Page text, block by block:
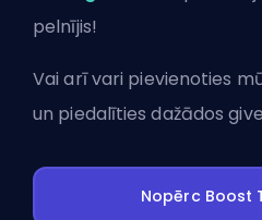
pelnījis!
Vai arī vari pievienoties
un piedalīties dažādos
Nopērc Boost